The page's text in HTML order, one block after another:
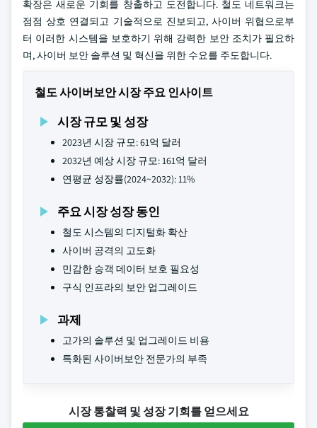
확장은 새로운 기회를 창출하고 도전합니다. 철도 네트워크는
점점 상호 연결되고 기술적으로 진보되고, 사이버 위협으로부
터 이러한 시스템을 보호하기 위해 강력한 보안 조치가 필요하
며, 사이버 보안 솔루션 및 혁신을 위한 수요를 주도합니다.
철도 사이버보안 시장 주요 인사이트
시장 규모 및 성장
2023년 시장 규모: 61억 달러
2032년 예상 시장 규모: 161억 달러
연평균 성장률(2024~2032): 11%
주요 시장 성장 동인
철도 시스템의 디지털화 확산
사이버 공격의 고도화
민감한 승객 데이터 보호 필요성
구식 인프라의 보안 업그레이드
과제
고가의 솔루션 및 업그레이드 비용
특화된 사이버보안 전문가의 부족
시장 통찰력 및 성장 기회를 얻으세요